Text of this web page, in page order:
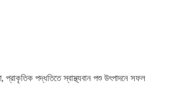
প্রাকৃতিক পদ্ধতিতে স্বাস্থ্যবান পশু উৎপাদনে সফল